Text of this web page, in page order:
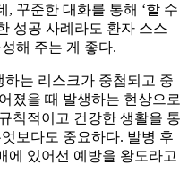
꾸준한 대화를 통해 ‘할 수
성공 사례라도 환자 스스
해 주는 게 좋다.
는 리스크가 중첩되고 중
졌을 때 발생하는 현상으로
칙적이고 건강한 생활을 통
보다도 중요하다. 발병 후
에 있어선 예방을 왕도라고